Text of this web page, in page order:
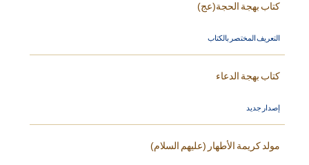
كتاب بهجة الحجة(عج)
التعريف المختصر بالكتاب
كتاب بهجة الدعاء
إصدار جديد
مولد كريمة الأطهار (عليهم السلام)